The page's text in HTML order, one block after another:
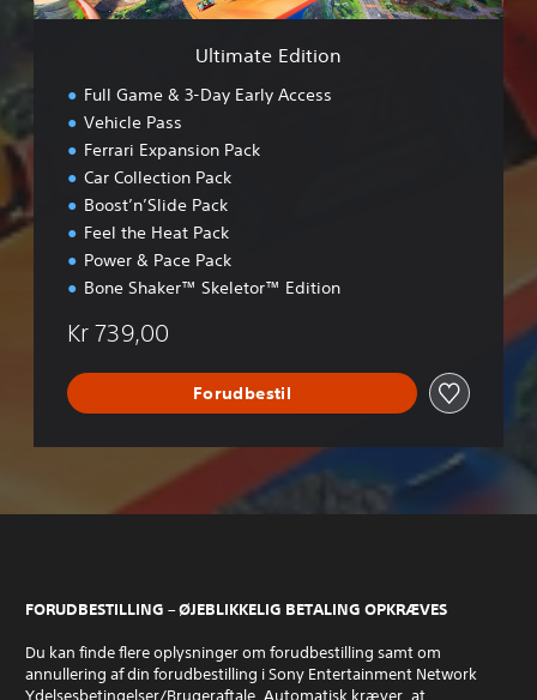
t
Ultimate Edition
Full Game & 3-Day Early Access
Vehicle Pass
Ferrari Expansion Pack
Car Collection Pack
Boost’n’Slide Pack
Feel the Heat Pack
Power & Pace Pack
Bone Shaker™ Skeletor™ Edition
Kr 739,00
Forudbestil
FORUDBESTILLING – ØJEBLIKKELIG BETALING OPKRÆVES
Du kan finde flere oplysninger om forudbestilling samt om
annullering af din forudbestilling i Sony Entertainment Network